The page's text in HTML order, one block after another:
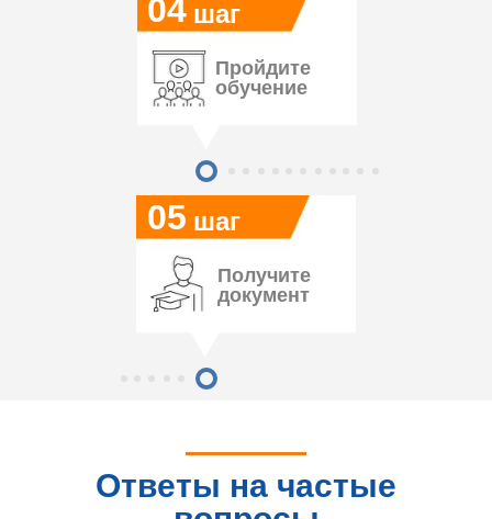
05
04 шаг
шаг
Пройдите
обучение
Получите
документ
Ответы на частые